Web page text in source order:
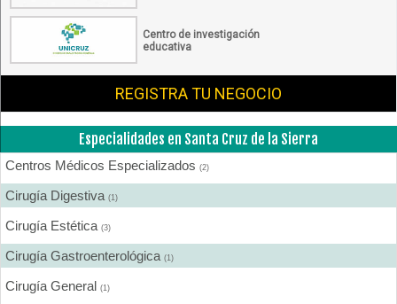
Centro de investigación
educativa
REGISTRA TU NEGOCIO
Especialidades en Santa Cruz de la Sierra
Centros Médicos Especializados (2)
Cirugía Digestiva (1)
Cirugía Estética (3)
Cirugía Gastroenterológica (1)
Cirugía General (1)